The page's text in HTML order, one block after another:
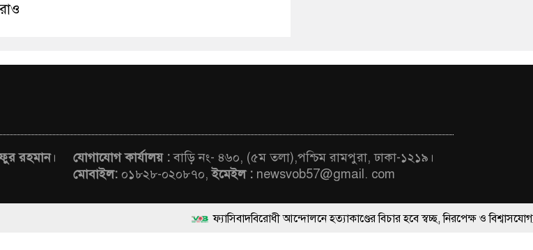
রহমান। যোগাযোগ কার্যালয় :বাড়ি নং- ৪৬০, (৫ম তলা),পশ্চিম রামপুরা, ঢাকা-১২১৯।
মোবাইল: ০১৮২৮-০২০৮৭০,ইমেইল : newsvob57@gmail. com
Bangladesh | Theme Developed BYThemesBazar.Com
ফ্যাসিবাদবিরোধী আন্দোলনে হত্যাকাণ্ডের বিচার হবে স্বচ্ছ, নিরপেক্ষ ও বিশ্বাসযোগ্য: